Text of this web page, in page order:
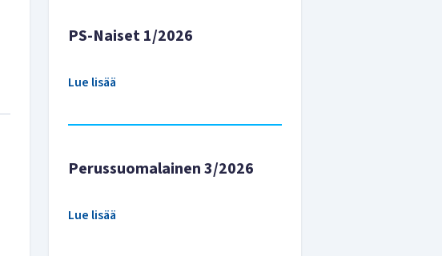
PS-Naiset 1/2026
Lue lisää
Perussuomalainen 3/2026
Lue lisää